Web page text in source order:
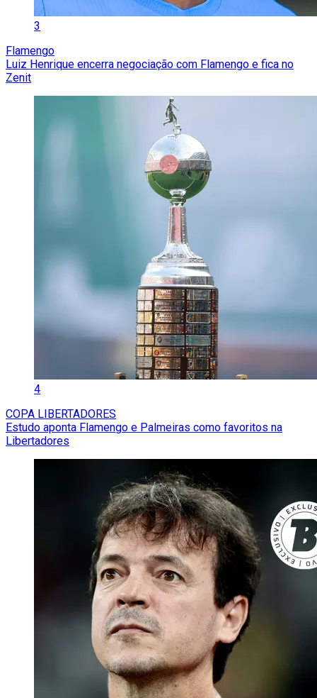
3
Flamengo
Luiz Henrique encerra negociação com Flamengo e fica no
Zenit
4
COPA LIBERTADORES
Estudo aponta Flamengo e Palmeiras como favoritos na
Libertadores